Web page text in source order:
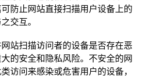
防止网站直接扫描用户设备上的
交互。
网站扫描访问者的设备是否存在恶
的安全和隐私风险。不安全的网
访问来感染或危害用户的设备，